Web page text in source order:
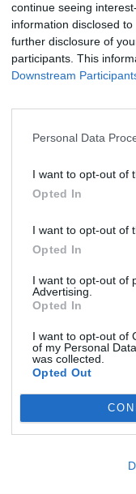
continue seeing
information disclosed
further disclosure of
participants. This
Downstream
Personal Data
I want to opt-out of
Opted In
I want to opt-out of
Opted In
I want to opt-out of
Advertising.
Opted In
I want to opt-out of
of my Personal
was collected.
Opted Out